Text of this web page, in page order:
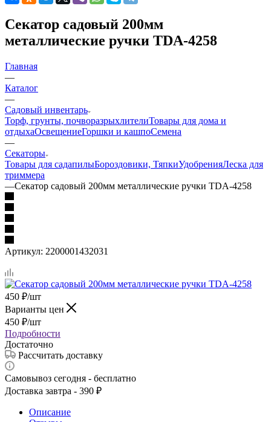
Секатор садовый 200мм
металлические ручки TDA-4258
Главная
—
Каталог
—
Садовый инвентарь
Торф, грунты, почворазрыхлителиТовары для дома и
отдыхаОсвещениеГоршки и кашпоСемена
—
Секаторы
Товары для садапилыБороздовики, ТяпкиУдобренияЛеска для
триммера
—Секатор садовый 200мм металлические ручки TDA-4258
Артикул: 2200001432031
450 ₽/шт
Варианты цен
450 ₽/шт
Подробности
Достаточно
Рассчитать доставку
Самовывоз сегодня - бесплатно
Доставка завтра - 390 ₽
Описание